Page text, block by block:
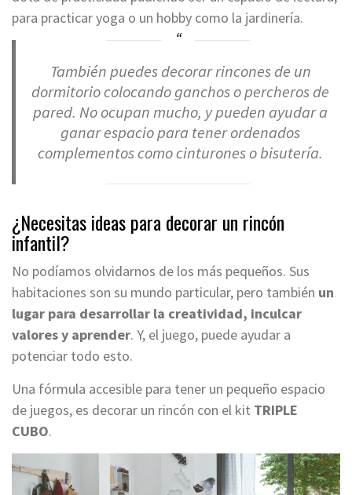
para practicar yoga o un hobby como la jardinería.
También puedes decorar rincones de un
dormitorio colocando ganchos o percheros de
pared. No ocupan mucho, y pueden ayudar a
ganar espacio para tener ordenados
complementos como cinturones o bisutería.
¿Necesitas ideas para decorar un rincón
infantil?
No podíamos olvidarnos de los más pequeños. Sus
habitaciones son su mundo particular, pero también un
lugar para desarrollar la creatividad, inculcar
valores y aprender. Y, el juego, puede ayudar a
potenciar todo esto.
Una fórmula accesible para tener un pequeño espacio
de juegos, es decorar un rincón con el kit TRIPLE
CUBO.